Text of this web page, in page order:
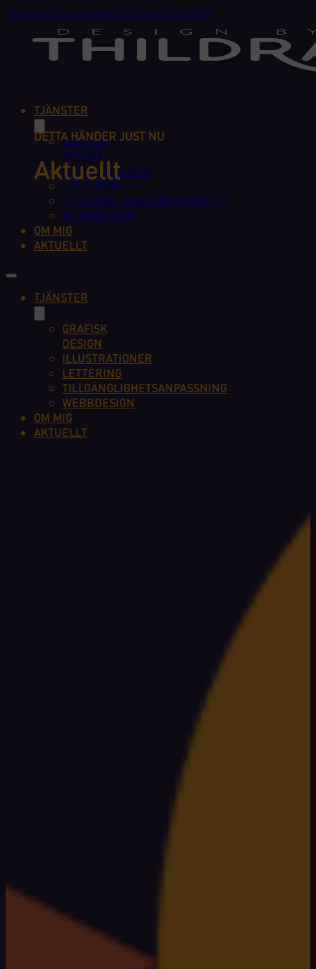
Hoppa till huvudinnehåll Hoppa till sidfot
TJÄNSTER
GRAFISK
DESIGN
ILLUSTRATIONER
LETTERING
TILLGÄNGLIGHETSANPASSNING
WEBBDESIGN
OM MIG
AKTUELLT
TJÄNSTER
GRAFISK
DESIGN
ILLUSTRATIONER
LETTERING
TILLGÄNGLIGHETSANPASSNING
WEBBDESIGN
OM MIG
AKTUELLT
DETTA HÄNDER JUST NU
Aktuellt